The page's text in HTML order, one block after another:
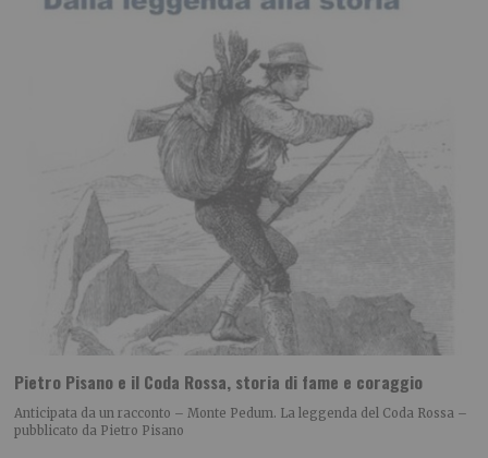
Pietro Pisano e il Coda Rossa, storia di fame e coraggio
Anticipata da un racconto – Monte Pedum. La leggenda del Coda Rossa –
pubblicato da Pietro Pisano